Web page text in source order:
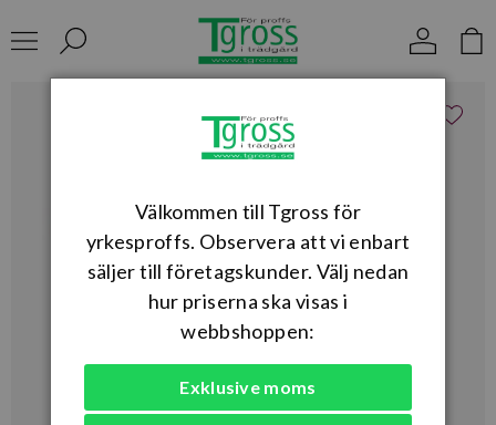
Välkommen till Tgross för
yrkesproffs. Observera att vi enbart
säljer till företagskunder. Välj nedan
hur priserna ska visas i
webbshoppen:
Exklusive moms